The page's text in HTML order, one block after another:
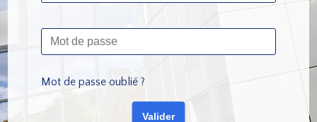
Mot de passe oublié ?